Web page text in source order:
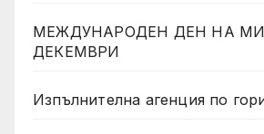
МЕЖДУНАРОДЕН ДЕН НА
ДЕКЕМВРИ
Изпълнителна агенция по